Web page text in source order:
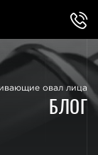
овал лица
БЛОГ